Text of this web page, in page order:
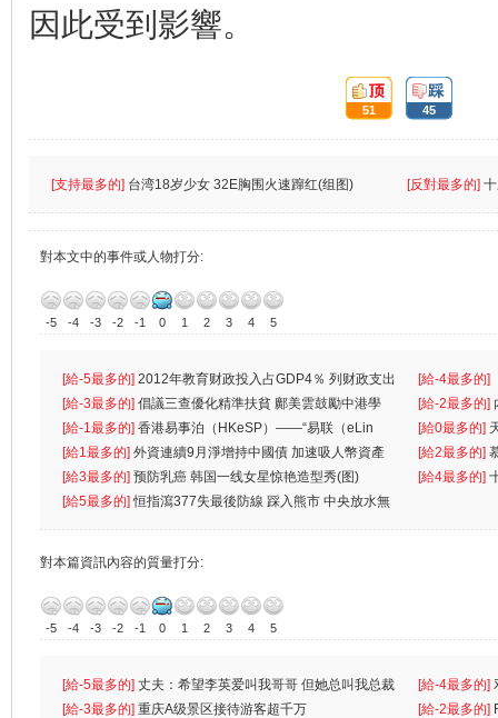
因此受到影響。
頂:
51
踩:
45
[支持最多的] 台湾18岁少女 32E胸围火速蹿红(组图) [反對最多的]
對本文中的事件或人物打分:
-5 -4 -3 -2 -1 0 1 2 3 4 5
[給-5最多的] 2012年教育财政投入占GDP4％ 列财政支出
首位
[給-4最多的]
一
[給-3最多的] 倡議三查優化精準扶貧 鄺美雲鼓勵中港學
生
[給-2最多的]
人
[給-1最多的] 香港易事泊（HKeSP）——“易联（eLin
k）”项目
[給0最多的]
[給1最多的] 外資連續9月淨增持中國債 加速吸人幣資產 [給2最多的]
[給3最多的] 预防乳癌 韩国一线女星惊艳造型秀(图) [給4最多的]
[給5最多的]恒指瀉377失最後防線 踩入熊市 中央放水無
對本篇資訊內容的質量打分:
-5 -4 -3 -2 -1 0 1 2 3 4 5
[給-5最多的] 丈夫：希望李英爱叫我哥哥 但她总叫我总裁
先
[給-4最多的]
离
[給-3最多的] 重庆A级景区接待游客超千万 [給-2最多的]